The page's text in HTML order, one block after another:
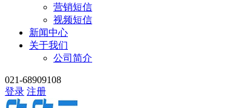
营销短信
视频短信
新闻中心
关于我们
公司简介
021-68909108
登录 注册